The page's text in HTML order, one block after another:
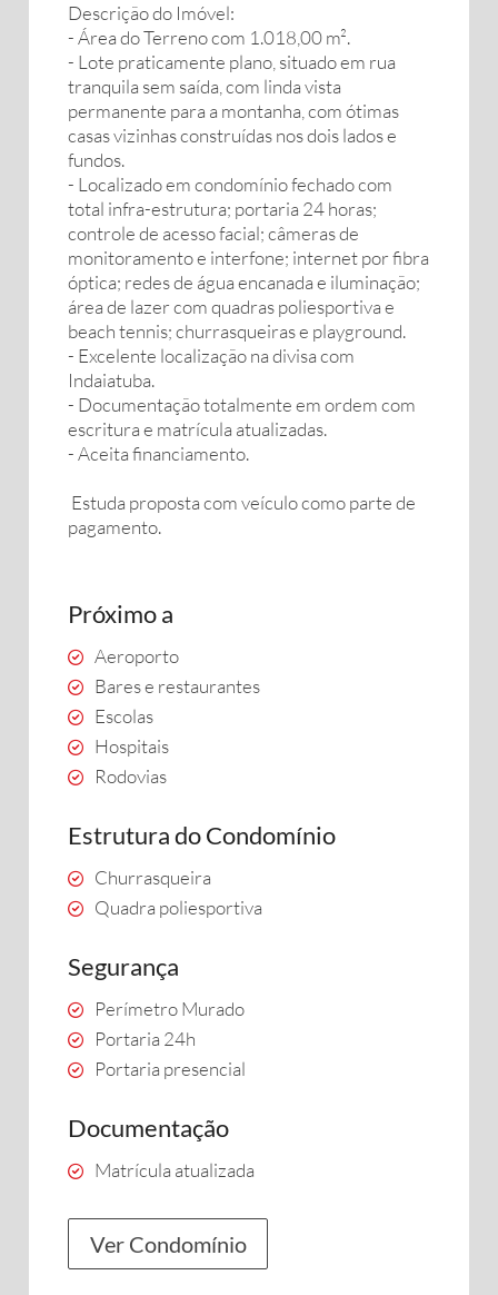
Descrição do Imóvel:
- Área do Terreno com 1.018,00 m².
- Lote praticamente plano, situado em rua
tranquila sem saída, com linda vista
permanente para a montanha, com ótimas
casas vizinhas construídas nos dois lados e
fundos.
- Localizado em condomínio fechado com
total infra-estrutura; portaria 24 horas;
controle de acesso facial; câmeras de
monitoramento e interfone; internet por fibra
óptica; redes de água encanada e iluminação;
área de lazer com quadras poliesportiva e
beach tennis; churrasqueiras e playground.
- Excelente localização na divisa com
Indaiatuba.
- Documentação totalmente em ordem com
escritura e matrícula atualizadas.
- Aceita financiamento.
Estuda proposta com veículo como parte de
pagamento.
Próximo a
Aeroporto
Bares e restaurantes
Escolas
Hospitais
Rodovias
Estrutura do Condomínio
Churrasqueira
Quadra poliesportiva
Segurança
Perímetro Murado
Portaria 24h
Portaria presencial
Documentação
Matrícula atualizada
Ver Condomínio